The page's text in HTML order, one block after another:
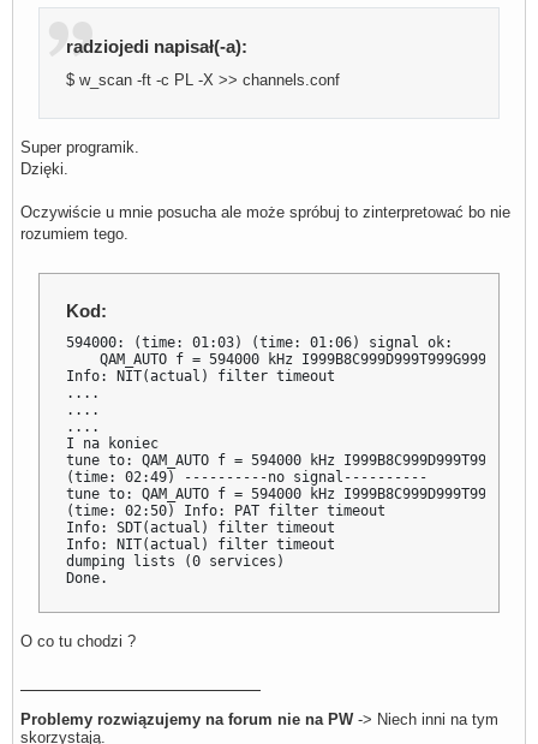
radziojedi napisał(-a):
$ w_scan -ft -c PL -X >> channels.conf
Super programik.
Dzięki.
Oczywiście u mnie posucha ale może spróbuj to zinterpretować bo nie
rozumiem tego.
Kod:
594000: (time: 01:03) (time: 01:06) signal ok:
    QAM_AUTO f = 594000 kHz I999B8C999D999T999G999Y0
Info: NIT(actual) filter timeout
....
....
....
I na koniec
tune to: QAM_AUTO f = 594000 kHz
(time: 02:49) ----------no signal----------
tune to: QAM_AUTO f = 594000 kHz
(time: 02:50) Info: PAT filter timeout
Info: SDT(actual) filter timeout
Info: NIT(actual) filter timeout
dumping lists (0 services)
Done.
O co tu chodzi ?
Problemy rozwiązujemy na forum nie na PW-> Niech inni na tym
skorzystają.